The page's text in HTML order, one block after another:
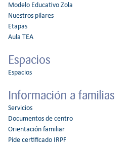
Modelo Educativo Zola
Nuestros pilares
Etapas
Aula TEA
Espacios
Espacios
Información a familias
Servicios
Documentos de centro
Orientación familiar
Pide certificado IRPF